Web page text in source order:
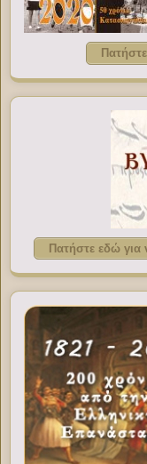
Πατήστε εδώ για